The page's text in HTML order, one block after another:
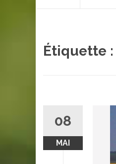
Étiquette :
08
MAI